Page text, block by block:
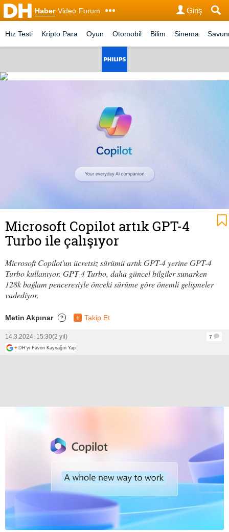
Haber Video Forum Giriş
Hız Testi Kripto Para Oyun Otomobil Bilim Sinema
Microsoft Copilot artık GPT-4
Turbo ile çalışıyor
Microsoft Copilot'un ücretsiz sürümü artık GPT-4 yerine GPT-4
Turbo kullanıyor. GPT-4 Turbo, daha güncel bilgiler sunarken
128k bağlam penceresiyle önceki sürüme göre önemli gelişmeler
vadediyor.
Metin Akpınar ? + Takip Et
14.3.2024, 15:30(2 yıl)
7
+ DH'yi Favori Kaynağın Yap